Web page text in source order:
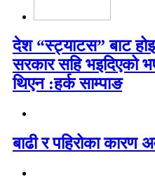
देश “स्ट्याटस” बाट
सरकार सहि भइदिएको
थिएन :हर्क साम्पाङ
बाढी र पहिरोका कारण